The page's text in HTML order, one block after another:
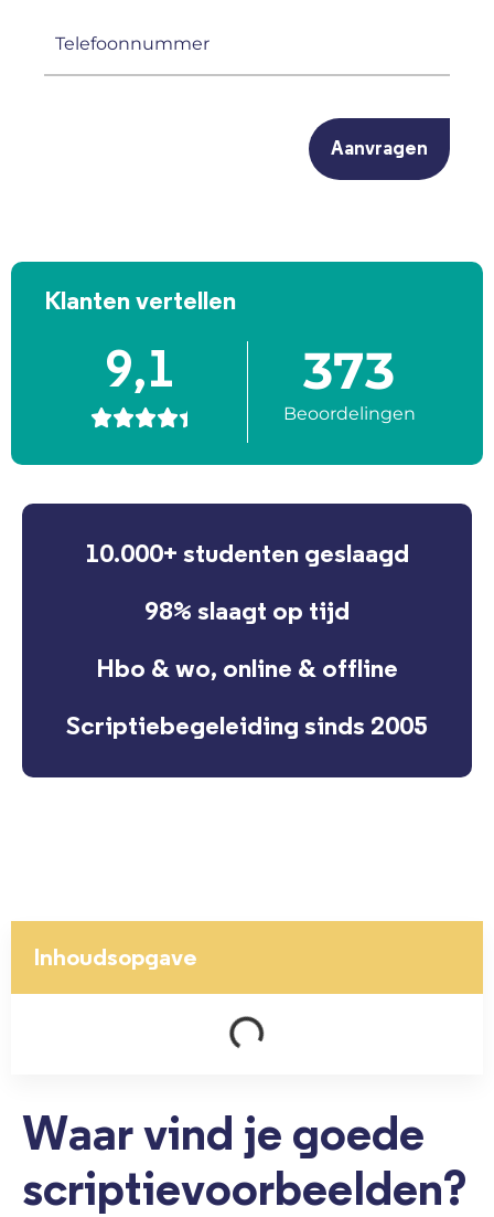
Klanten vertellen
9,1

373
Beoordelingen
10.000+ studenten geslaagd
98% slaagt op tijd
Hbo & wo, online & offline
Scriptiebegeleiding sinds 2005
Inhoudsopgave
Waar vind je goede
scriptievoorbeelden?